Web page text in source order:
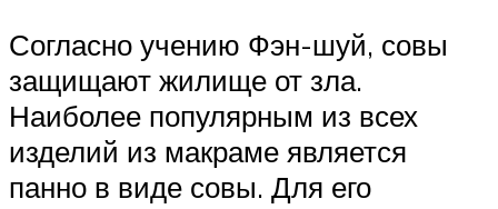
Согласно учению Фэн-шуй, совы
защищают жилище от зла.
Наиболее популярным из всех
изделий из макраме является
панно в виде совы. Для его